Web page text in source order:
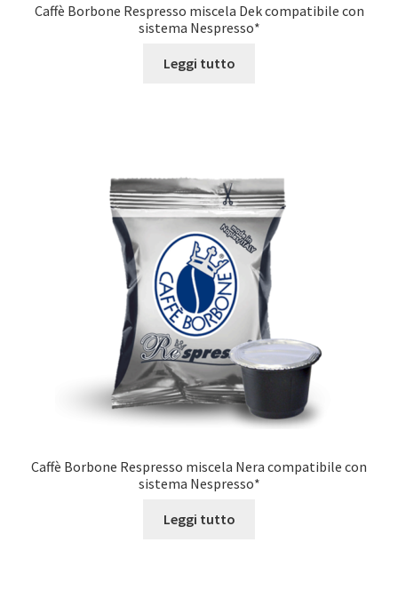
Caffè Borbone Respresso miscela Dek compatibile con
sistema Nespresso*
Leggi tutto
Caffè Borbone Respresso miscela Nera compatibile con
sistema Nespresso*
Leggi tutto